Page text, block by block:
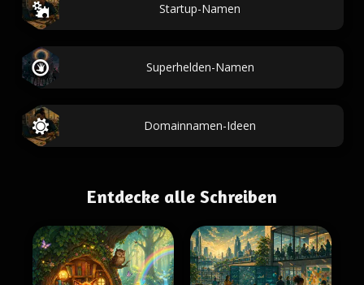
Startup-Namen
Superhelden-Namen
Domainnamen-Ideen
Entdecke alle Schreiben